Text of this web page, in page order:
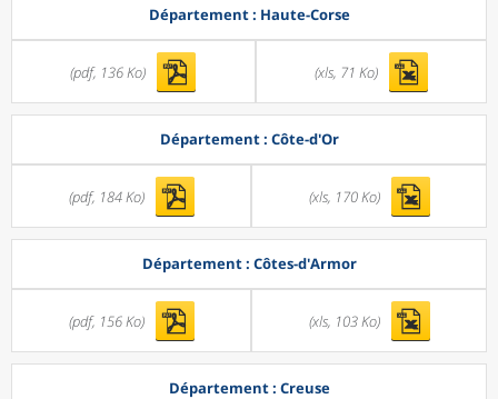
Département : Haute-Corse
(pdf, 136 Ko) (xls, 71 Ko)
Département : Côte-d'Or
(pdf, 184 Ko) (xls, 170 Ko)
Département : Côtes-d'Armor
(pdf, 156 Ko) (xls, 103 Ko)
Département : Creuse